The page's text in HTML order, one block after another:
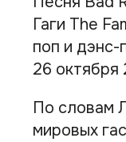
Гаги The
поп и дэнс-
26 октября
По словам
мировых